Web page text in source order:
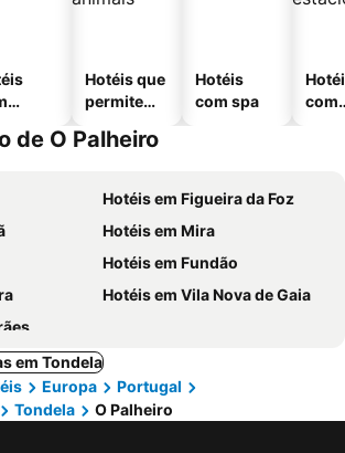
Hotéis que
permitem
Hotéis
com spa
com
de O Palheiro
Hotéis em Figueira da Foz
Hotéis em Mira
Hotéis em Fundão
Hotéis em Vila Nova de Gaia
em Tondela
Europa
Portugal
Tondela O Palheiro